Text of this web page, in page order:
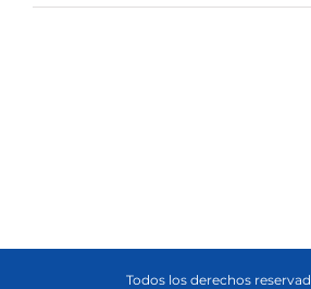
Todos los derechos